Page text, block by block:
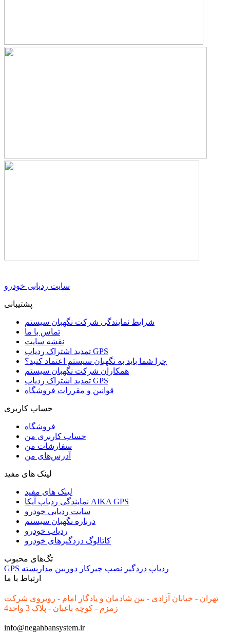
سایت ردیابی خودرو
پشتیبانی
شرایط نمایندگی شرکت نگهبان سیستم
تماس با ما
نقشه سایت
تمدید اشتراک ردیاب GPS
چرا شما باید به نگهبان سیستم اعتماد کنید؟
همکاران شرکت نگهبان سیستم
تمدید اشتراک ردیاب GPS
قوانین و مقررات فروشگاه
حساب کاربری
فروشگاه
حساب کاربری من
سفارشات من
آدرس‌های من
لینک های مفید
لینک های مفید
نمایندگی ردیاب آیکا AIKA GPS
سایت ردیابی خودرو
درباره نگهبان سیستم
ردیاب خودرو
کاتالوگ دزدگیرهای خودرو
تگ‌های محبوب
GPS
ردیاب دزدگیر نصب چیرکار دوربین مداربسته
ارتباط با ما
تهران - خیابان آزادی - بین شادمان و یادگار امام - روبروی شرکت
زمزم - کوچه باغبان - پلاک 3 واحد4
info@negahbansystem.ir